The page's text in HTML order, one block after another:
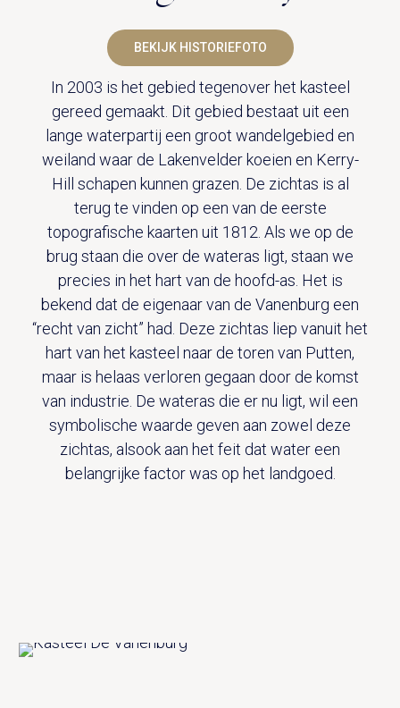
UITVAART EN CONDOLEANCE
IN DE OMGEVING
HUISREGELS EN VEELGESTELDE VRAGEN
Vanenburgerallee 13
3882 RH Putten
Route plannen
info@vanenburg.nl
0341 375 454
BEKIJK HISTORIEFOTO
In 2003 is het gebied tegenover het kasteel
gereed gemaakt. Dit gebied bestaat uit een
lange waterpartij een groot wandelgebied en
weiland waar de Lakenvelder koeien en Kerry-
Hill schapen kunnen grazen. De zichtas is al
terug te vinden op een van de eerste
topografische kaarten uit 1812. Als we op de
brug staan die over de wateras ligt, staan we
precies in het hart van de hoofd-as. Het is
bekend dat de eigenaar van de Vanenburg een
“recht van zicht” had. Deze zichtas liep vanuit het
hart van het kasteel naar de toren van Putten,
maar is helaas verloren gegaan door de komst
van industrie. De wateras die er nu ligt, wil een
symbolische waarde geven aan zowel deze
zichtas, alsook aan het feit dat water een
belangrijke factor was op het landgoed.